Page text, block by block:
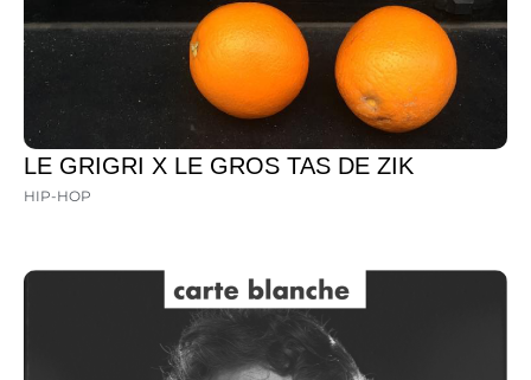
LE GRIGRI X LE GROS TAS DE ZIK
HIP-HOP